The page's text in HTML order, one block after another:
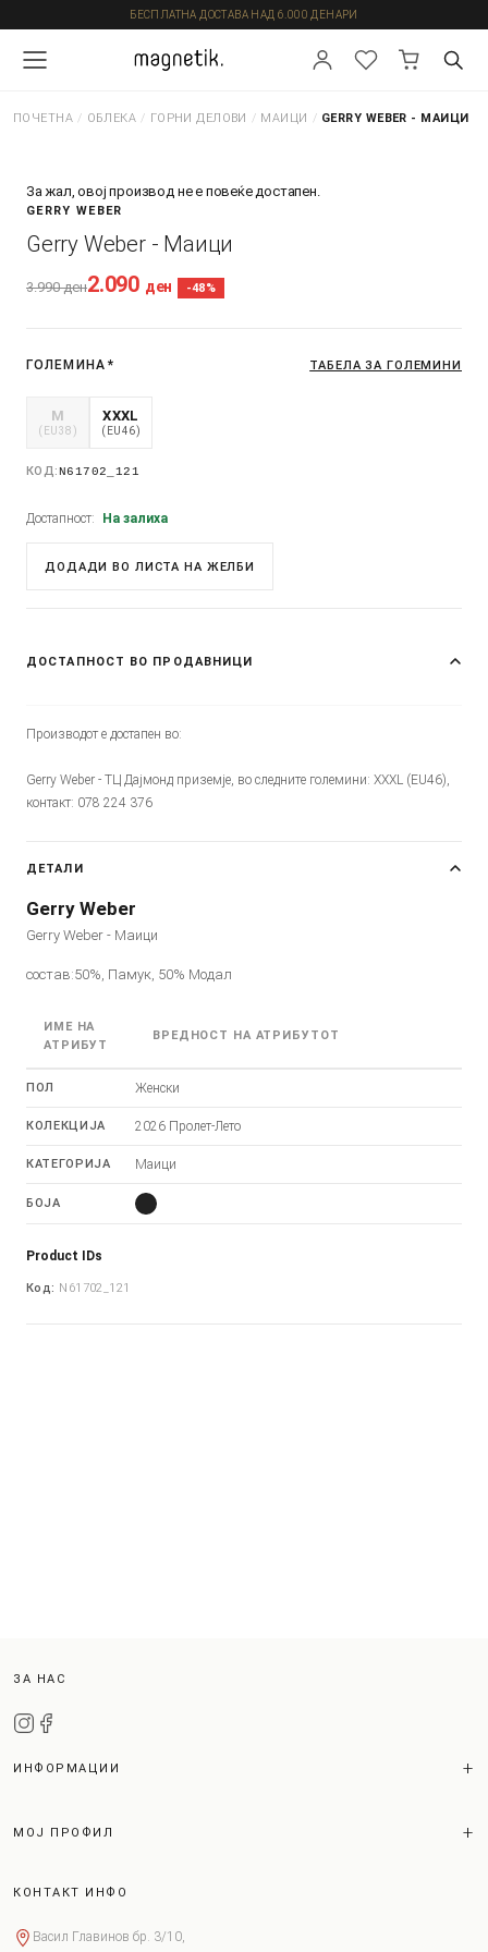
БЕСПЛАТНА ДОСТАВА НАД 6.000 ДЕНАРИ
ПОЧЕТНА / ОБЛЕКА / ГОРНИ ДЕЛОВИ / МАИЦИ / GERRY WEBER - МАИЦИ
За жал, овој производ не е повеќе достапен.
GERRY WEBER
Gerry Weber - Маици
3.990ден2.090 ден -48%
ГОЛЕМИНА * ТАБЕЛА ЗА ГОЛЕМИНИ
M
(EU38)
XXXL
(EU46)
КОД:N61702_121
Достапност: На залиха
ДОДАДИ ВО ЛИСТА НА ЖЕЛБИ
ДОСТАПНОСТ ВО ПРОДАВНИЦИ
Производот е достапен во:
Gerry Weber - ТЦ Дајмонд приземје, во следните големини: XXXL (EU46),
контакт: 078 224 376
ДЕТАЛИ
Gerry Weber
Gerry Weber - Маици
состав:50%, Памук, 50% Модал
ИМЕ НА
АТРИБУТ
ВРЕДНОСТ НА АТРИБУТОТ
ПОЛ Женски
КОЛЕКЦИЈА 2026 Пролет-Лето
КАТЕГОРИЈА Маици
БОЈА
Product IDs
Код: N61702_121
ЗА НАС
ИНФОРМАЦИИ
МОЈ ПРОФИЛ
КОНТАКТ ИНФО
Васил Главинов бр. 3/10,